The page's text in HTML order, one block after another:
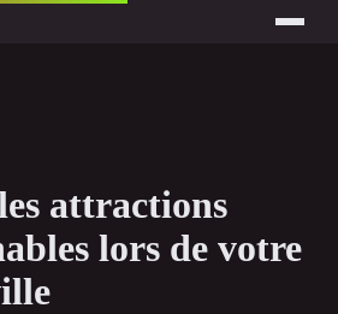
attractions
lors de votre